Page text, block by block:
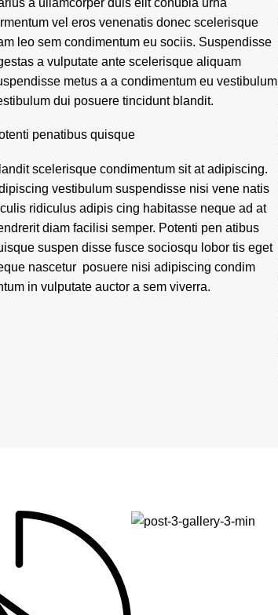
vel eros venenatis donec scelerisque
leo sem condimentum eu sociis. Suspendisse
a vulputate ante scelerisque aliquam
metus a a condimentum eu vestibulum
dui posuere tincidunt blandit.
penatibus quisque
scelerisque condimentum sit at adipiscing.
vestibulum suspendisse nisi vene natis
ridiculus adipis cing habitasse neque ad at
diam facilisi semper. Potenti pen atibus
suspen disse fusce sociosqu lobor tis eget
nascetur posuere nisi adipiscing condim
in vulputate auctor a sem viverra.